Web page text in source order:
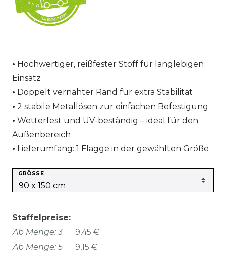
Hochwertiger, reißfester Stoff für langlebigen
Einsatz
Doppelt vernähter Rand für extra Stabilität
2 stabile Metallösen zur einfachen Befestigung
Wetterfest und UV-beständig – ideal für den
Außenbereich
Lieferumfang: 1 Flagge in der gewählten Größe
GRÖSSE
Staffelpreise:
Ab Menge: 3
9,45 €
Ab Menge: 5
9,15 €